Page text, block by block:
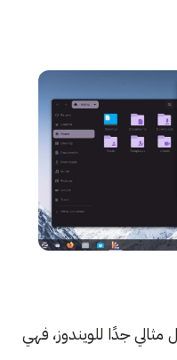
مثالي جدًا للويندوز، فهي